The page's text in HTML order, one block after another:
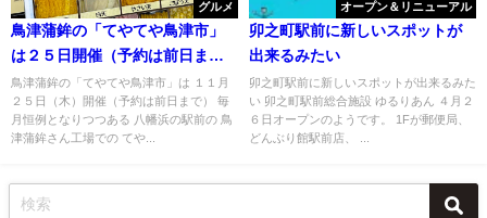
グルメ
鳥津蒲鉾の「てやてや鳥津市」
は２５日開催（予約は前日ま
で）
鳥津蒲鉾の「てやてや鳥津市」は １１月
２５日（木）開催（予約は前日まで） 毎
月恒例となりつつある 八幡浜の駅前の 鳥
津蒲鉾さん工場での てや...
オープン＆リニューアル
卯之町駅前に新しいスポットが
出来るみたい
卯之町駅前に新しいスポットが出来るみた
い 卯之町駅前総合施設 ゆるりあん ４月２
６日オープンのようです。 1Fが郵便局、
どんぶり館駅前店、 ...